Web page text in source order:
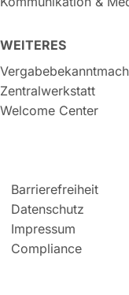
WEITERES
Zentralwerkstatt
Welcome Center
Barrierefreiheit
Datenschutz
Impressum
Compliance